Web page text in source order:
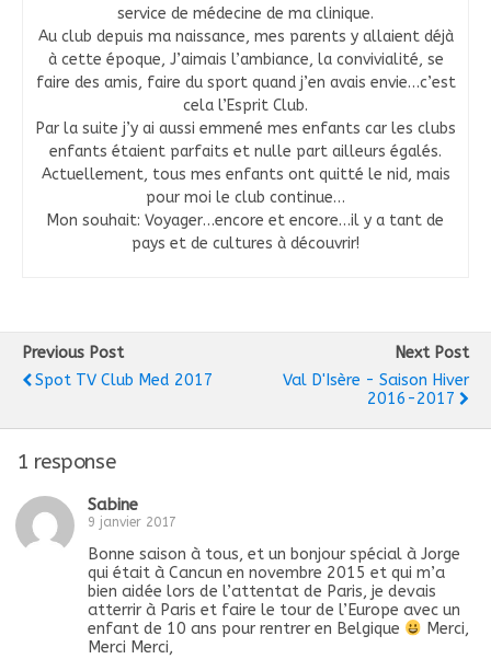
service de médecine de ma clinique.
Au club depuis ma naissance, mes parents y allaient déjà
à cette époque, J’aimais l’ambiance, la convivialité, se
faire des amis, faire du sport quand j’en avais envie…c’est
cela l’Esprit Club.
Par la suite j’y ai aussi emmené mes enfants car les clubs
enfants étaient parfaits et nulle part ailleurs égalés.
Actuellement, tous mes enfants ont quitté le nid, mais
pour moi le club continue…
Mon souhait: Voyager…encore et encore…il y a tant de
pays et de cultures à découvrir!
Previous Post
Spot TV Club Med 2017
Next Post
Val D'Isère - Saison Hiver
2016-2017
1 response
Sabine
9 janvier 2017
Bonne saison à tous, et un bonjour spécial à Jorge
qui était à Cancun en novembre 2015 et qui m’a
bien aidée lors de l’attentat de Paris, je devais
atterrir à Paris et faire le tour de l’Europe avec un
enfant de 10 ans pour rentrer en Belgique
Merci,
Merci Merci,